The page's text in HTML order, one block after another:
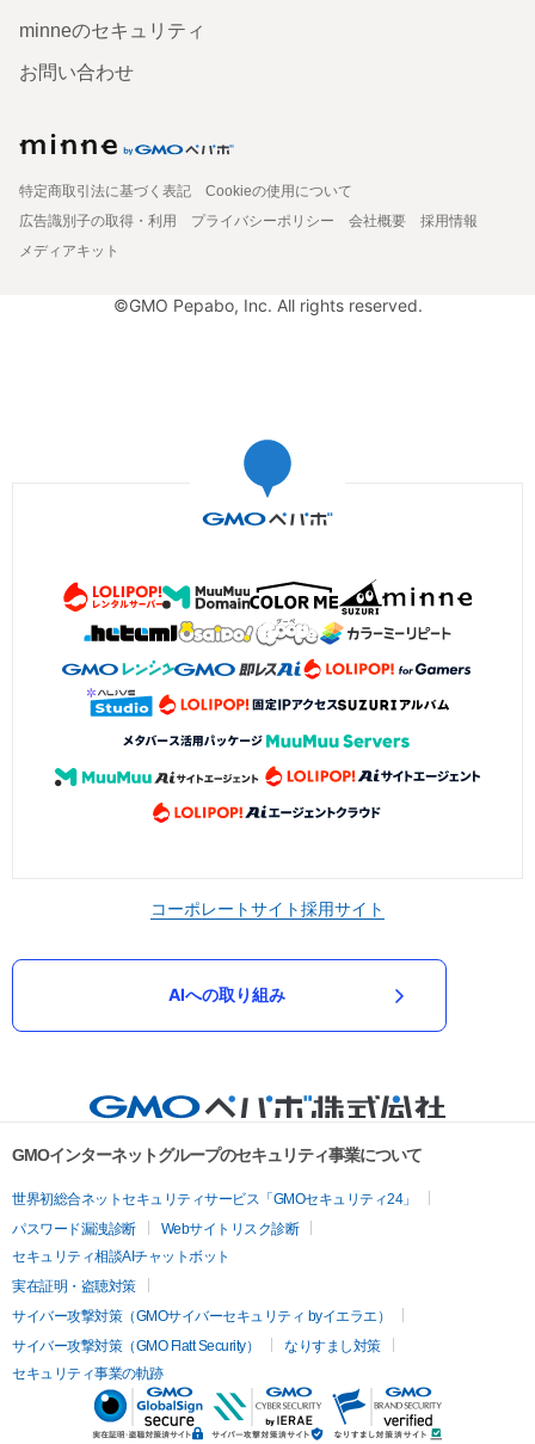
minneのセキュリティ
お問い合わせ
特定商取引法に基づく表記
Cookieの使用について
広告識別子の取得・利用
プライバシーポリシー 会社概要
採用情報
メディアキット
©GMO Pepabo, Inc. All rights reserved.
コーポレートサイト採用サイト
AIへの取り組み
GMOインターネットグループのセキュリティ事業について
世界初総合ネットセキュリティサービス「GMOセキュリティ24」
パスワード漏洩診断
Webサイトリスク診断
セキュリティ相談AIチャットボット
実在証明・盗聴対策
サイバー攻撃対策（GMOサイバーセキュリティ byイエラエ）
サイバー攻撃対策（GMO Flatt Security）
なりすまし対策
セキュリティ事業の軌跡